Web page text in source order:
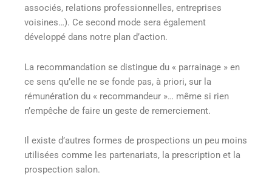
associés, relations professionnelles, entreprises
voisines…). Ce second mode sera également
développé dans notre plan d’action.
La recommandation se distingue du « parrainage » en
ce sens qu’elle ne se fonde pas, à priori, sur la
rémunération du « recommandeur »… même si rien
n’empêche de faire un geste de remerciement.
Il existe d’autres formes de prospections un peu moins
utilisées comme les partenariats, la prescription et la
prospection salon.